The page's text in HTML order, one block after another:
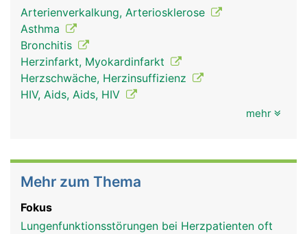
Arterienverkalkung, Arteriosklerose
Asthma
Bronchitis
Herzinfarkt, Myokardinfarkt
Herzschwäche, Herzinsuffizienz
HIV, Aids, Aids, HIV
mehr
Mehr zum Thema
Fokus
Lungenfunktionsstörungen bei Herzpatienten oft